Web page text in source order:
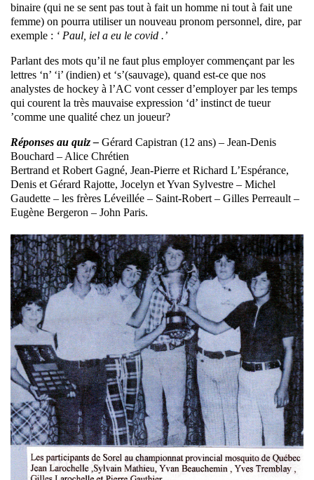
binaire (qui ne se sent pas tout à fait un homme ni tout à fait une
femme) on pourra utiliser un nouveau pronom personnel, dire, par
exemple : ‘ Paul, iel a eu le covid .’
Parlant des mots qu’il ne faut plus employer commençant par les
lettres ‘n’ ‘i’ (indien) et ‘s’(sauvage), quand est-ce que nos
analystes de hockey à l’AC vont cesser d’employer par les temps
qui courent la très mauvaise expression ‘d’ instinct de tueur
’comme une qualité chez un joueur?
Réponses au quiz – Gérard Capistran (12 ans) – Jean-Denis
Bouchard – Alice Chrétien
Bertrand et Robert Gagné, Jean-Pierre et Richard L’Espérance,
Denis et Gérard Rajotte, Jocelyn et Yvan Sylvestre – Michel
Gaudette – les frères Léveillée – Saint-Robert – Gilles Perreault –
Eugène Bergeron – John Paris.